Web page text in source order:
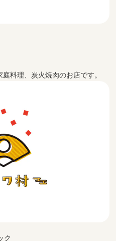
料理、炭火焼肉のお店です。
ク